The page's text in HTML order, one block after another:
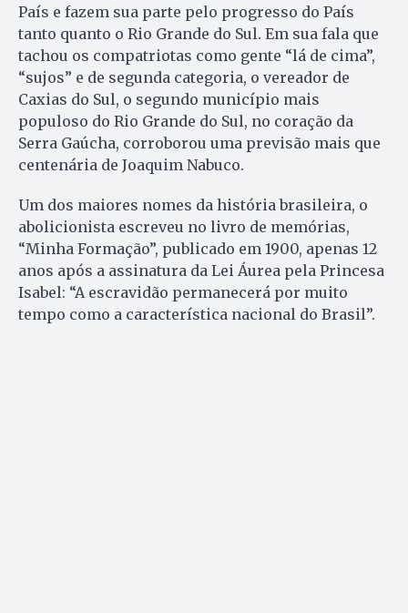
País e fazem sua parte pelo progresso do País
tanto quanto o Rio Grande do Sul. Em sua fala que
tachou os compatriotas como gente “lá de cima”,
“sujos” e de segunda categoria, o vereador de
Caxias do Sul, o segundo município mais
populoso do Rio Grande do Sul, no coração da
Serra Gaúcha, corroborou uma previsão mais que
centenária de Joaquim Nabuco.
Um dos maiores nomes da história brasileira, o
abolicionista escreveu no livro de memórias,
“Minha Formação”, publicado em 1900, apenas 12
anos após a assinatura da Lei Áurea pela Princesa
Isabel: “A escravidão permanecerá por muito
tempo como a característica nacional do Brasil”.